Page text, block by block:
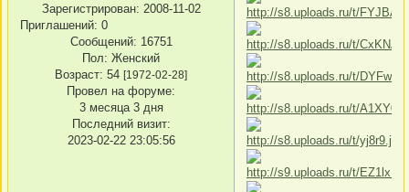
Зарегистрирован: 2008-11-02
Приглашений: 0
Сообщений: 16751
Пол: Женский
Возраст: 54 [1972-02-28]
Провел на форуме:
3 месяца 3 дня
Последний визит:
2023-02-22 23:05:56